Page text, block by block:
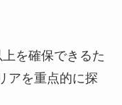
を確保できるた
アを重点的に探